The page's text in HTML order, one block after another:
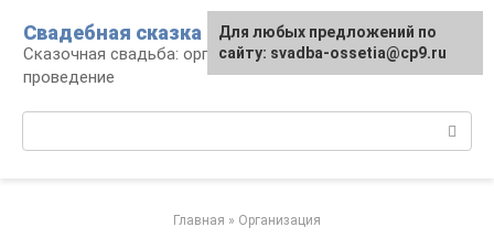
контенту
Свадебная сказка
Сказочная свадьба: организация и
проведение
Главная » Организация
Для любых предложений по
сайту: svadba-ossetia@cp9.ru